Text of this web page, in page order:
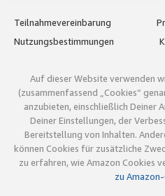
Teilnahmevereinbarung
Nutzungsbestimmungen
Auf dieser Website verwenden
(zusammenfassend „Cookies“
anzubieten, einschließlich Deiner
Deiner Einstellungen, der
Bereitstellung von Inhalten.
können Cookies für zusätzliche
zu erfahren, wie Amazon Cookies
zu